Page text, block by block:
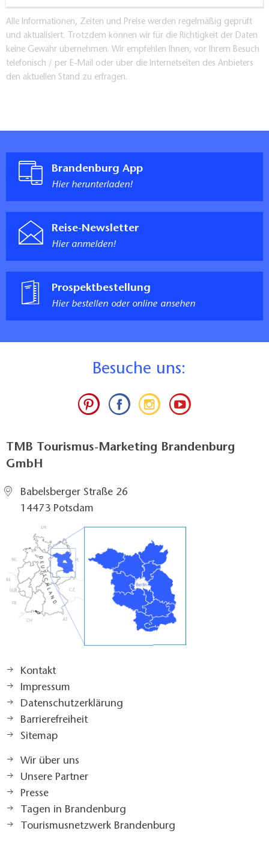
Alle Informationen, Zeiten und Preise werden regelmäßig geprüft
und aktualisiert. Trotzdem können wir für die Richtigkeit der Daten
keine Gewähr übernehmen. Wir empfehlen Ihnen, vor Ihrem Besuch
telefonisch / per E-Mail oder über die Internetseiten des Anbieters
den aktuellen Stand zu erfragen.
Brandenburg App
Hier herunterladen!
Reise-Newsletter
Hier anmelden!
Prospektbestellung
Hier bestellen oder online ansehen
Besuche uns:
TMB Tourismus-Marketing Brandenburg
GmbH
Babelsberger Straße 26
14473 Potsdam
Kontakt
Impressum
Datenschutzerklärung
Barrierefreiheit
Sitemap
Wir über uns
Unsere Partner
Presse
Tagen in Brandenburg
Tourismusnetzwerk Brandenburg